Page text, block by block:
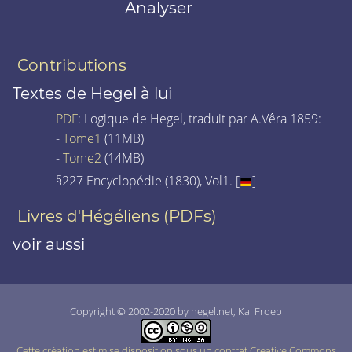
Analyser
Contributions
Textes de Hegel à lui
PDF: Logique de Hegel, traduit par A.Vêra 1859:
-Tome1 (11MB)
-Tome2 (14MB)
§227 Encyclopédie (1830), Vol1. [
]
Livres d'Hégéliens (PDFs)
voir aussi
Copyright © 2002-2020 by hegel.net, Kai Froeb